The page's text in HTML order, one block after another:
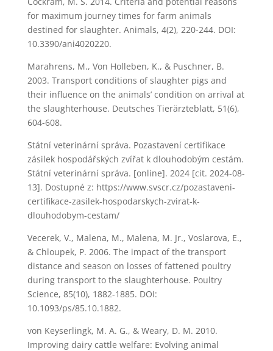
for maximum journey times for farm animals
destined for slaughter. Animals, 4(2), 220-244. DOI:
10.3390/ani4020220.
Marahrens, M., Von Holleben, K., & Puschner, B.
2003. Transport conditions of slaughter pigs and
their influence on the animals’ condition on arrival at
the slaughterhouse. Deutsches Tierärzteblatt, 51(6),
604-608.
Státní veterinární správa. Pozastavení certifikace
zásilek hospodářských zvířat k dlouhodobým cestám.
Státní veterinární správa. [online]. 2024 [cit. 2024-08-
13]. Dostupné z: https://www.svscr.cz/pozastaveni-
certifikace-zasilek-hospodarskych-zvirat-k-
dlouhodobym-cestam/
Vecerek, V., Malena, M., Malena, M. Jr., Voslarova, E.,
& Chloupek, P. 2006. The impact of the transport
distance and season on losses of fattened poultry
during transport to the slaughterhouse. Poultry
Science, 85(10), 1882-1885. DOI:
10.1093/ps/85.10.1882.
von Keyserlingk, M. A. G., & Weary, D. M. 2010.
Improving dairy cattle welfare: Evolving animal